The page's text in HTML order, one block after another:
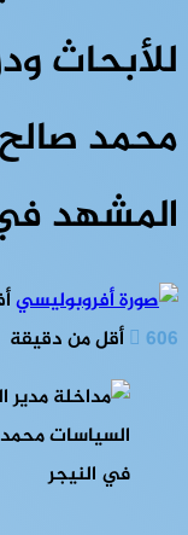
للأبحاث
محمد
المشهد
606
أقل من دقيقة